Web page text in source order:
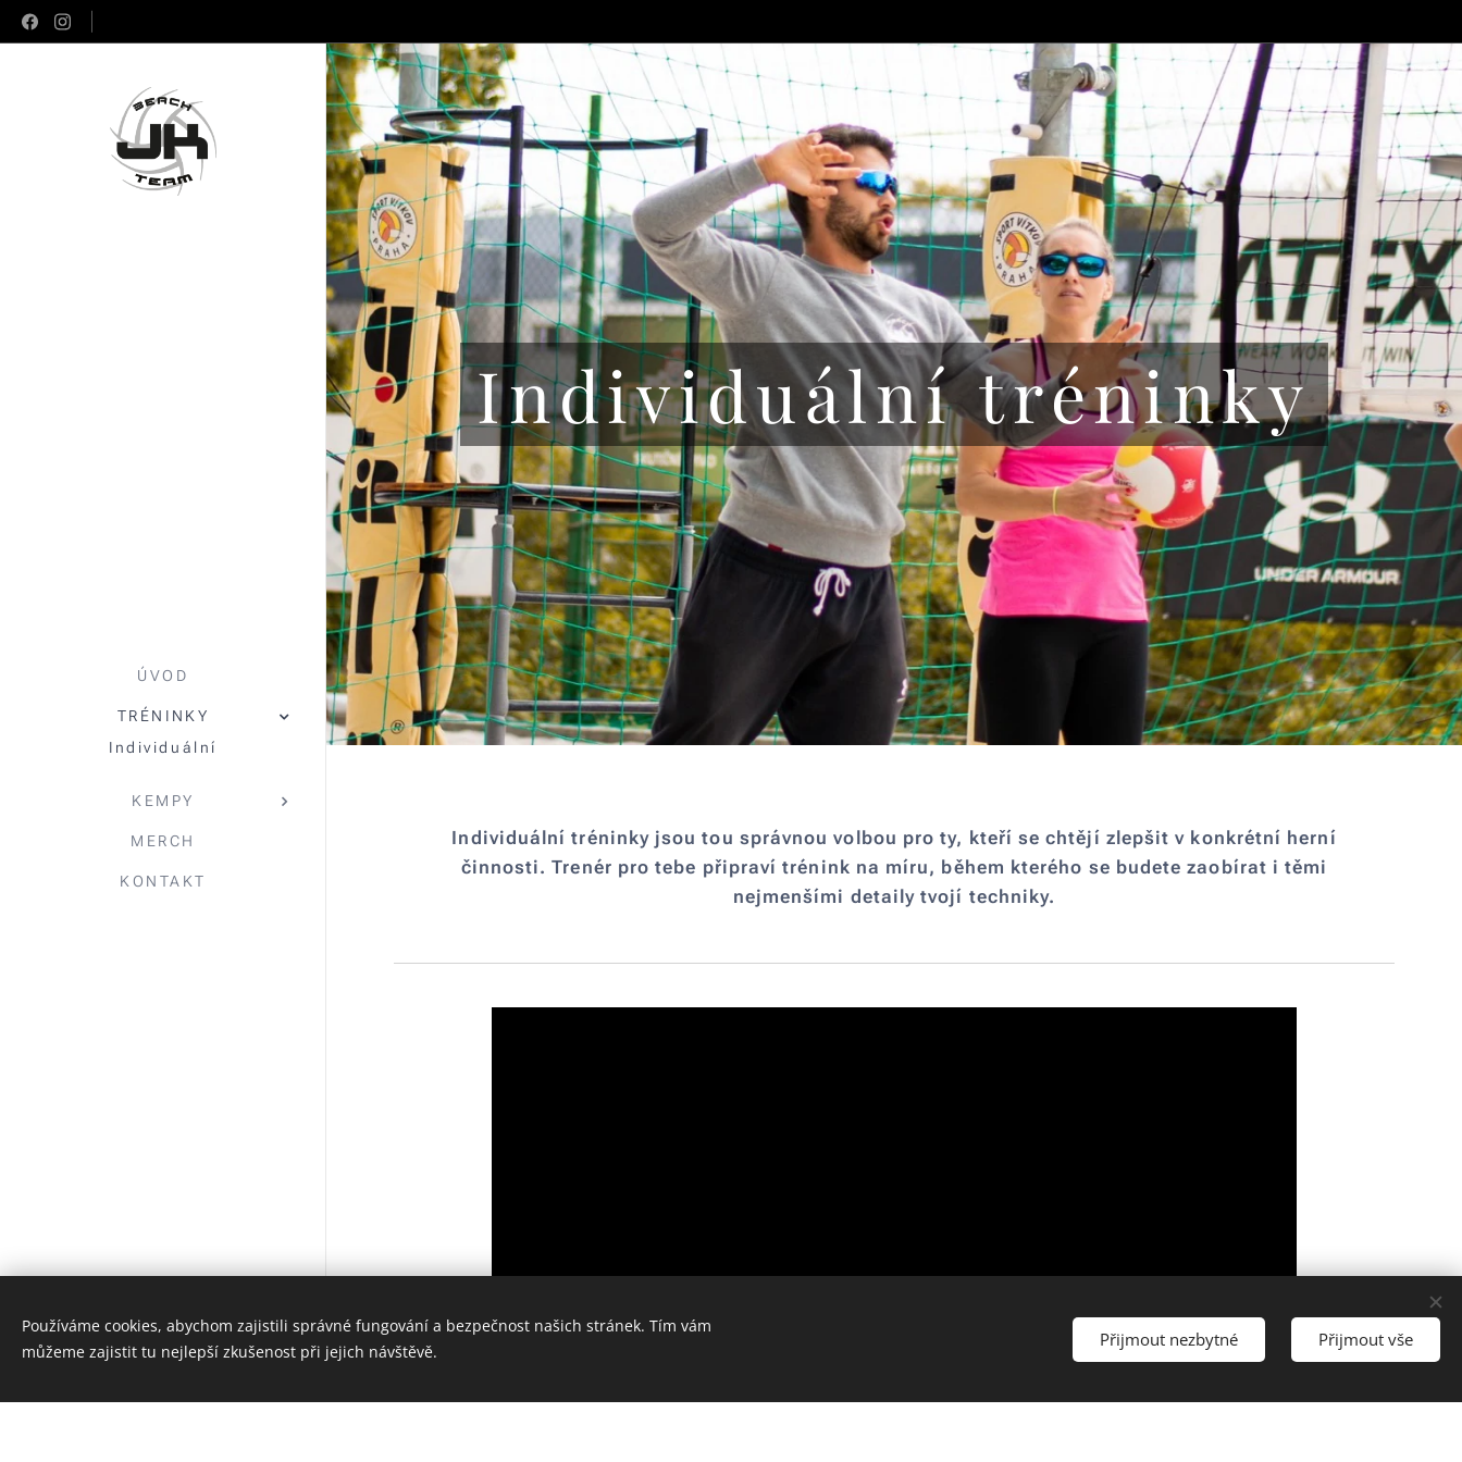
ÚVOD
TRÉNINKY
Individuální
KEMPY
MERCH
KONTAKT
Individuální tréninky
Individuální tréninky jsou tou správnou volbou pro ty, kteří se chtějí zlepšit v konkrétní herní
činnosti. Trenér pro tebe připraví trénink na míru, během kterého se budete zaobírat i těmi
nejmenšími detaily tvojí techniky.
jkbeachteam@seznam.cz
Používáme cookies, abychom zajistili správné fungování a bezpečnost našich stránek. Tím vám
můžeme zajistit tu nejlepší zkušenost při jejich návštěvě.
Přijmout nezbytné Přijmout vše